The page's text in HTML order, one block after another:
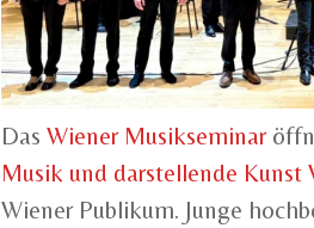
Das Wiener Musikseminar
Musik und darstellende Kunst
Wiener Publikum. Junge